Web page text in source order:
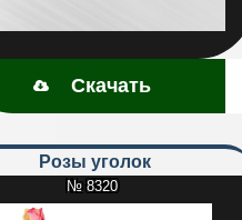
Скачать
Розы уголок
№ 8320